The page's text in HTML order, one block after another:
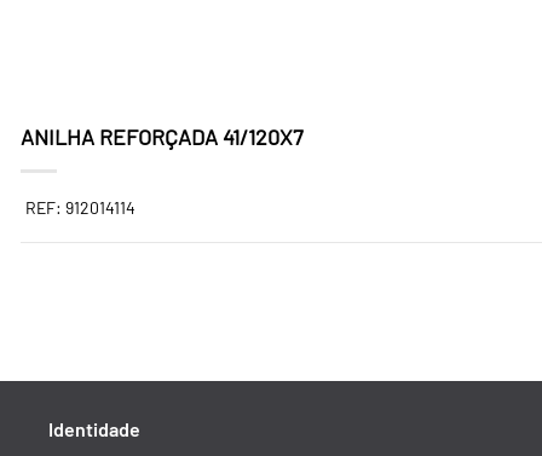
ANILHA REFORÇADA 41/120X7
REF: 912014114
Identidade